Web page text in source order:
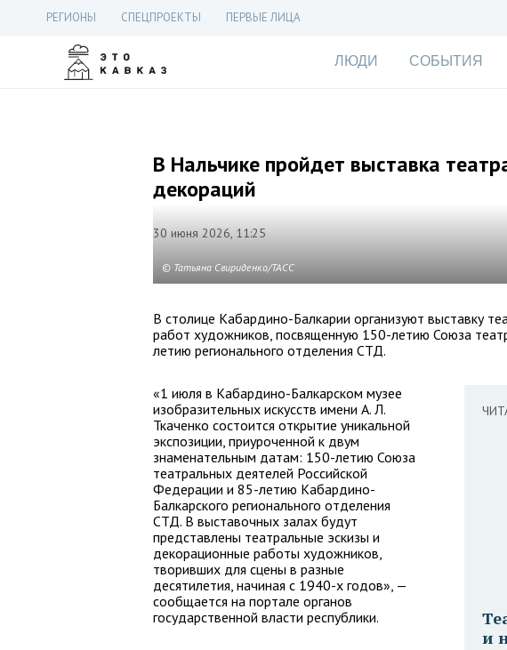
РЕГИОНЫ СПЕЦПРОЕКТЫ ПЕРВЫЕ ЛИЦА
ЛЮДИ СОБЫТИЯ
В Нальчике пройдет выставка
декораций
30 июня 2026, 11:25
© Татьяна Свириденко/ТАСС
В столице Кабардино-Балкарии организуют выставку
работ художников, посвященную 150-летию Союза
летию регионального отделения СТД.
и
«1 июля в Кабардино-Балкарском музее
изобразительных искусств имени А. Л.
Ткаченко состоится открытие уникальной
экспозиции, приуроченной к двум
знаменательным датам: 150-летию Союза
театральных деятелей Российской
Федерации и 85-летию Кабардино-
Балкарского регионального отделения
СТД. В выставочных залах будут
представлены театральные эскизы и
декорационные работы художников,
творивших для сцены в разные
десятилетия, начиная с 1940-х годов», —
сообщается на портале органов
государственной власти республики.